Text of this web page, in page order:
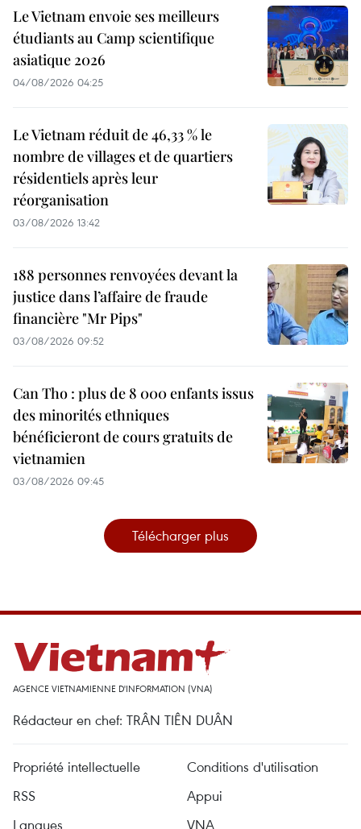
Le Vietnam envoie ses meilleurs
étudiants au Camp scientifique
asiatique 2026
04/08/2026 04:25
Le Vietnam réduit de 46,33 % le
nombre de villages et de quartiers
résidentiels après leur
réorganisation
03/08/2026 13:42
188 personnes renvoyées devant la
justice dans l’affaire de fraude
financière "Mr Pips"
03/08/2026 09:52
Can Tho : plus de 8 000 enfants issus
des minorités ethniques
bénéficieront de cours gratuits de
vietnamien
03/08/2026 09:45
Télécharger plus
AGENCE VIETNAMIENNE D'INFORMATION (VNA)
Rédacteur en chef: TRÂN TIÊN DUÂN
Propriété intellectuelle
Conditions d'utilisation
RSS
Appui
Langues
VNA